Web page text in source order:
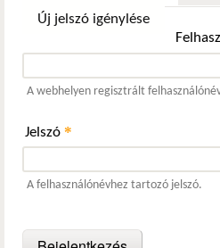
Új jelszó igénylése
A webhelyen regisztrált
Jelszó *
A felhasználónévhez tartozó jelszó.